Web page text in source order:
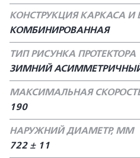
КОНСТРУКЦИЯ КАРКАСА И
КОМБИНИРОВАННАЯ
ТИП РИСУНКА ПРОТЕКТОРА
ЗИМНИЙ
МАКСИМАЛЬНАЯ
190
НАРУЖНИЙ ДИАМЕТР, ММ
722 ± 11